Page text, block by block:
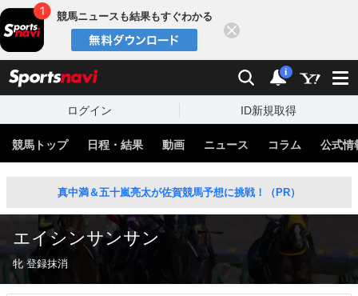
競馬ニュースも結果もすぐわかる
検索 通知
i
ログイン ID新規取得
競馬トップ 日程・結果 動画 ニュース コラム 公式情
真中満＆五十嵐亮太が佐賀競馬予想に挑戦！（PR）
エイシンサンサン
牝 登録抹消